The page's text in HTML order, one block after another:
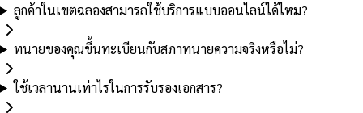
ลูกค้าในเขตฉลองสามารถใช้บริการแบบออนไลน์ได้ไหม?
ทนายของคุณขึ้นทะเบียนกับสภาทนายความจริงหรือไม่?
ใช้เวลานานเท่าไรในการรับรองเอกสาร?